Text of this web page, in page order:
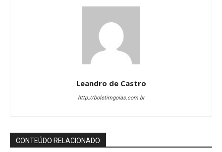
Leandro de Castro
http://boletimgoias.com.br
CONTEÚDO RELACIONADO